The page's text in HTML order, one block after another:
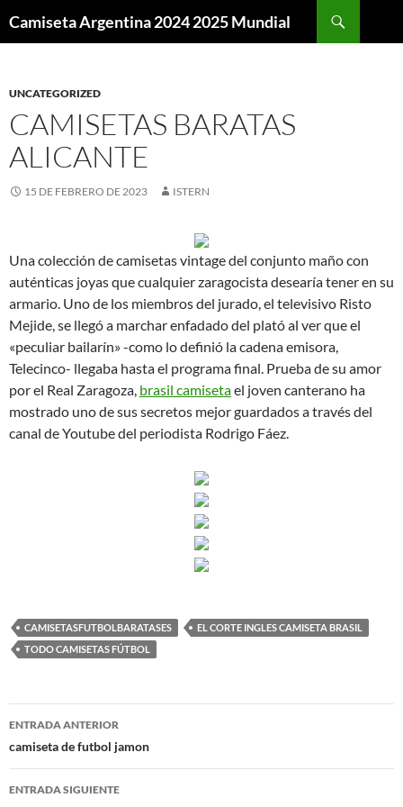
Camiseta Argentina 2024 2025 Mundial
UNCATEGORIZED
CAMISETAS BARATAS
ALICANTE
15 DE FEBRERO DE 2023 ISTERN
Una colección de camisetas vintage del conjunto maño con
auténticas joyas que cualquier zaragocista desearía tener en su
armario. Uno de los miembros del jurado, el televisivo Risto
Mejide, se llegó a marchar enfadado del plató al ver que el
«peculiar bailarín» -como lo definió la cadena emisora,
Telecinco- llegaba hasta el programa final. Prueba de su amor
por el Real Zaragoza, brasil camisetael joven canterano ha
mostrado uno de sus secretos mejor guardados a través del
canal de Youtube del periodista Rodrigo Fáez.
CAMISETASFUTBOLBARATASES
EL CORTE INGLES CAMISETA BRASIL
TODO CAMISETAS FÚTBOL
Navegación
de
entradas
ENTRADA ANTERIOR
camiseta de futbol jamon
ENTRADA SIGUIENTE